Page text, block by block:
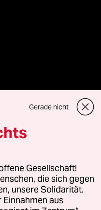
GmbH
oder für Genehmigungen
Richtlinien
Gerade nicht
Gesellschaft!
die sich gegen
unsere Solidarität.
aus